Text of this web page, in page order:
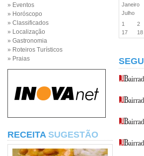
» Eventos
» Horóscopo
» Classificados
» Localização
» Gastronomia
» Roteiros Turísticos
» Praias
RECEITA SUGESTÃO
Janeiro
Julho
1
2
17
18